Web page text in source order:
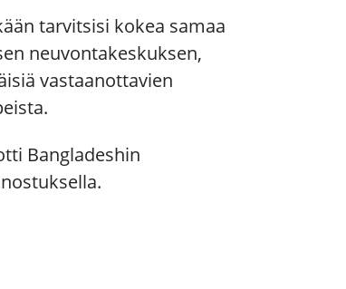
tarvitsisi kokea samaa
neuvontakeskuksen,
vastaanottavien
Bangladeshin